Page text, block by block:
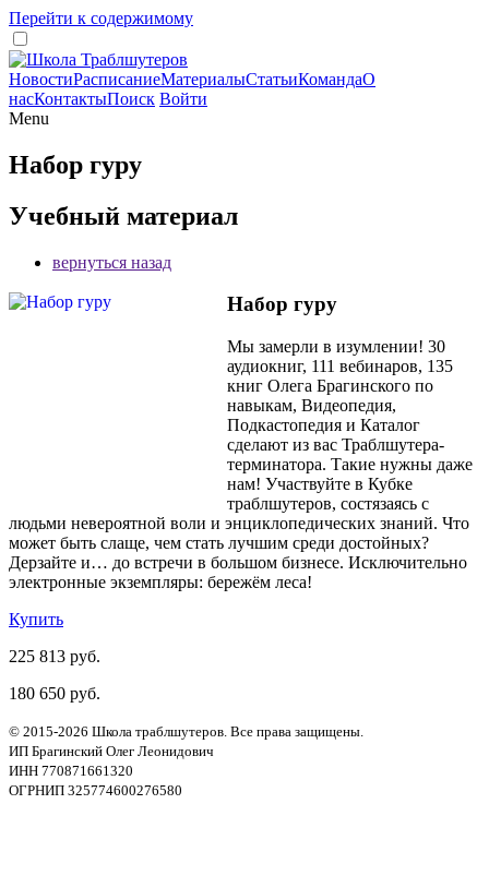
Перейти к содержимому
НовостиРасписаниеМатериалыСтатьиКомандаО
насКонтактыПоиск Войти
Menu
Набор гуру
Учебный материал
вернуться назад
Набор гуру
Мы замерли в изумлении! 30
аудиокниг, 111 вебинаров, 135
книг Олега Брагинского по
навыкам, Видеопедия,
Подкастопедия и Каталог
сделают из вас Траблшутера-
терминатора. Такие нужны даже
нам! Участвуйте в Кубке
траблшутеров, состязаясь с
людьми невероятной воли и энциклопедических знаний. Что
может быть слаще, чем стать лучшим среди достойных?
Дерзайте и… до встречи в большом бизнесе. Исключительно
электронные экземпляры: бережём леса!
Купить
225 813 руб.
180 650 руб.
© 2015-2026 Школа траблшутеров. Все права защищены.
ИП Брагинский Олег Леонидович
ИНН 770871661320
ОГРНИП 325774600276580